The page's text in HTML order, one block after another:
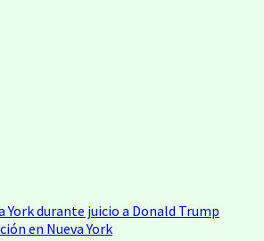
York durante juicio a Donald Trump
en Nueva York